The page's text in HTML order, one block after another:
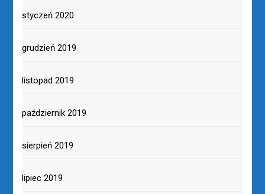
styczeń 2020
grudzień 2019
listopad 2019
październik 2019
sierpień 2019
lipiec 2019